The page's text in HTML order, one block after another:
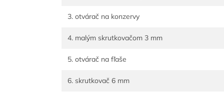
3. otvárač na konzervy
4. malým skrutkovačom 3 mm
5. otvárač na fľaše
6. skrutkovač 6 mm